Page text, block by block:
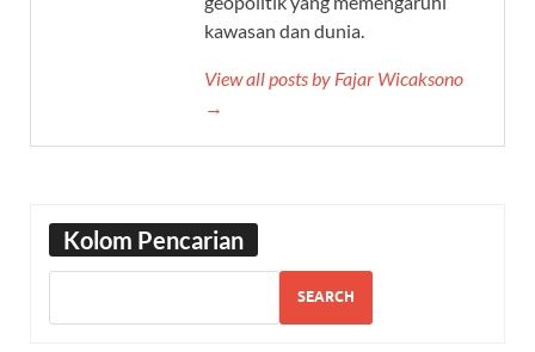
kawasan dan dunia.
View all posts by Fajar Wicaksono
→
Kolom Pencarian
SEARCH